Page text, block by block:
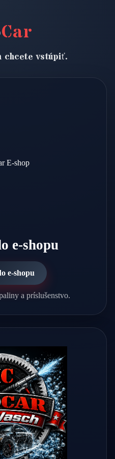
Car
chcete vstúpiť.
e-shopu
e-shopu
a príslušenstvo.